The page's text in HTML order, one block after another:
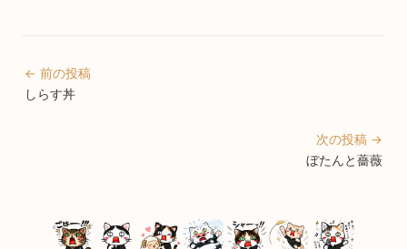
← 前の投稿
しらす丼
次の投稿 →
ぼたんと薔薇